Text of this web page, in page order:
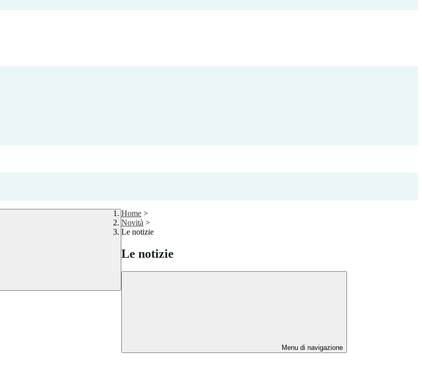
Home >
Novità >
Le notizie
Le notizie
Menu di navigazione